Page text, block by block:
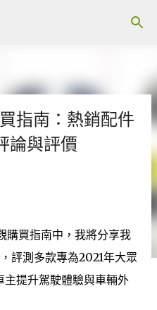
指南：熱銷配件
論與評價
購買指南中，我將分享我
評測多款專為2021年大眾
提升駕駛體驗與車輛外